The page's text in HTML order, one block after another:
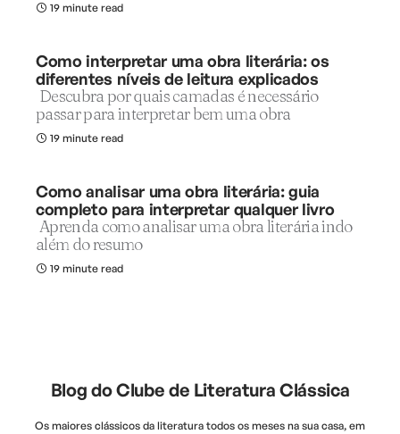
19 minute read
Como interpretar uma obra literária: os
diferentes níveis de leitura explicados
Descubra por quais camadas é necessário
passar para interpretar bem uma obra
19 minute read
Como analisar uma obra literária: guia
completo para interpretar qualquer livro
Aprenda como analisar uma obra literária indo
além do resumo
19 minute read
Blog do Clube de Literatura Clássica
Os maiores clássicos da literatura todos os meses na sua casa, em